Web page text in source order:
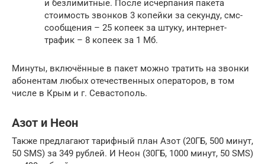
и безлимитные. После исчерпания пакета
стоимость звонков 3 копейки за секунду, смс-
сообщения – 25 копеек за штуку, интернет-
трафик – 8 копеек за 1 Мб.
Минуты, включённые в пакет можно тратить на звонки
абонентам любых отечественных операторов, в том
числе в Крым и г. Севастополь.
Азот и Неон
Также предлагают тарифный план Азот (20ГБ, 500 минут,
50 SMS) за 349 рублей. И Неон (30ГБ, 1000 минут, 50 SMS)